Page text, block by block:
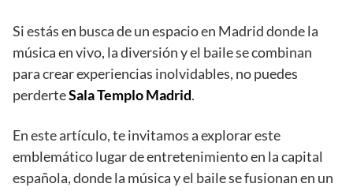
Si estás en busca de un espacio en Madrid donde la
música en vivo, la diversión y el baile se combinan
para crear experiencias inolvidables, no puedes
perderteSala Templo Madrid.
En este artículo, te invitamos a explorar este
emblemático lugar de entretenimiento en la capital
española, donde la música y el baile se fusionan en un